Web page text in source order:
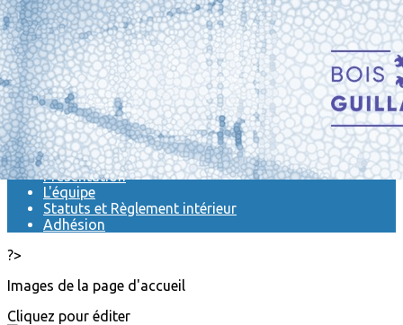
Exporter les lignes sélectionnées
Exporter toutes les colonnes
Exporter uniquement les colonnes affichées
Menu
<
>
Actualités
Présentation
L'équipe
Statuts et Règlement intérieur
Adhésion
?>
Images de la page d'accueil
Cliquez pour éditer